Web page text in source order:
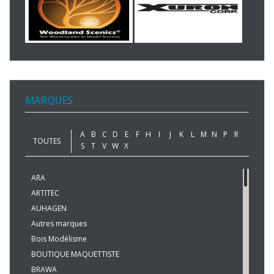
MARQUES
TOUTES
A B C D E F H I J K L M N P
R
S
T V W X
ARA
ARTITEC
AUHAGEN
Autres marques
Bois Modélisme
BOUTIQUE MAQUETTISTE
BRAWA